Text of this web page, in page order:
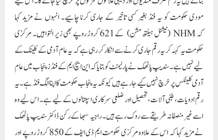
مودی حکومت کو یہ فنڈ بغیر کسی تاخیر کے جاری کرنا چاہیے۔ انہوں نے مزید کہا
کہ NHM (نیشنل ہیلتھ مشن) کے 621 کروڑ روپے بھی زیر التوا ہیں۔ مرکزی
حکومت یہ کہہ کر یہ رقم جاری کرنے سے انکار کر رہی ہے کہ یہ عام آدمی کے کلینک کے
لیے نہیں ہے۔ سندیپ پاٹھک نے پارلیمنٹ کو بتایا کہ این ایچ ایم کے فنڈز پنجاب میں عام
آدمی کلینکس پر خرچ نہیں کیے جا رہے ہیں کیونکہ یہ پنجاب حکومت کا اپنا الگ فنڈ ہے۔ یہ
رقم ادویات، طبی آلات، تحصیل اور ضلعی سرکاری اسپتالوں کے لیے ہے۔ اس لیے وہ
اسے غیر منصفانہ طریقے سے روک رہے ہیں۔ راجیہ سبھا کے رکن ڈاکٹر سندیپ پاٹھک
نے مزید کہا کہ اس کے علاوہ مرکزی حکومت ایم ڈی ایف کے 850 کروڑ روپے اور